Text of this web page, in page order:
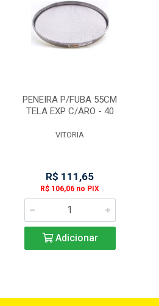
PENEIRA P/FUBA 55CM
TELA EXP C/ARO - 40
VITORIA
R$ 111,65
R$ 106,06 no PIX
Adicionar